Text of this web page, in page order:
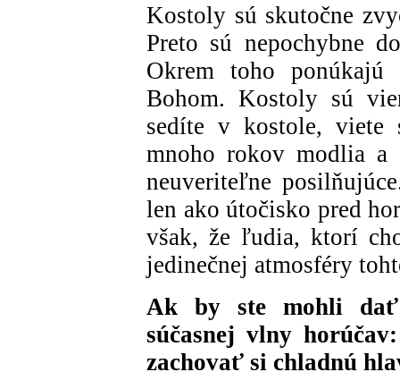
Kostoly sú skutočne
Preto sú nepochybne
Okrem toho
Bohom. Kostoly sú
sedíte v kostole,
mnoho rokov modlia a
neuveriteľne
len ako útočisko pred
však, že ľudia, ktorí
jedinečnej atmosféry
Ak by ste mohli
súčasnej vlny
zachovať si chladnú